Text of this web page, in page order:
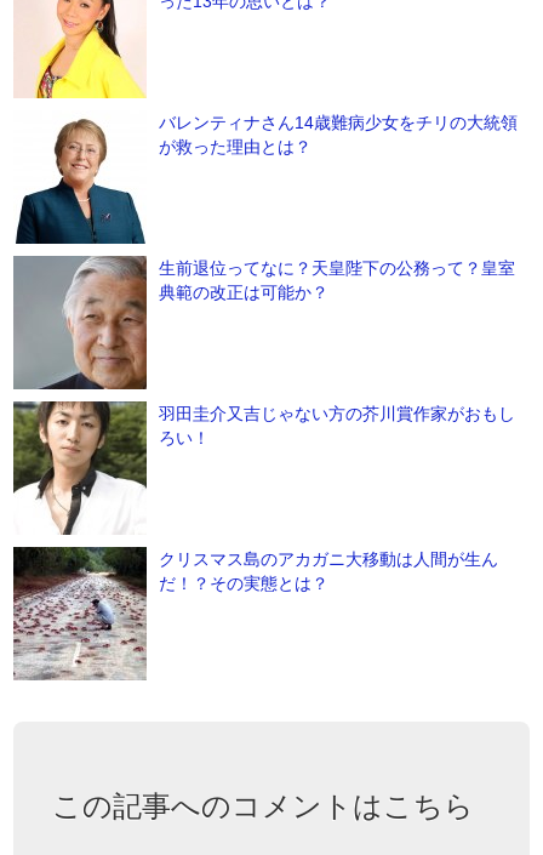
バレンティナさん14歳難病少女をチリの大統領
が救った理由とは？
生前退位ってなに？天皇陛下の公務って？皇室
典範の改正は可能か？
羽田圭介又吉じゃない方の芥川賞作家がおもし
ろい！
クリスマス島のアカガニ大移動は人間が生ん
だ！？その実態とは？
この記事へのコメントはこちら